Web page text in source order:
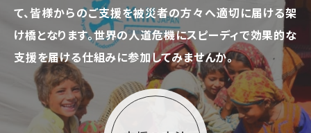
て、皆様からのご支援を被災者の方々へ適切に届ける架
け橋となります。世界の人道危機にスピーディで効果的な
支援を届ける仕組みに参加してみませんか。